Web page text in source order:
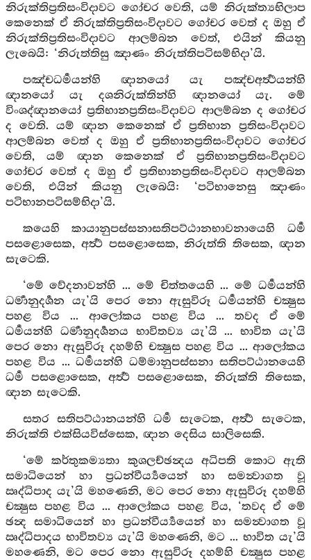
නිරුක්තිප්‍රතිසංවිදාවට ගෝචර වෙති, යම් නිරුක්ත්‍යභිලාප
කෙනෙක් ඒ නිරුක්තිප්‍රතිසංවිදාවට ගෝචර වෙත් ද ඔහු ඒ
නිරුක්තිප්‍රතිසංවිදාවට ආලම්බන වෙත්, එයින් කියනු
ලැබෙයි: ‘නිරුත්තිසු ඤාණං නිරුත්තිපටිසම්භිදා’යි.
පඤ්චධර්‍මයන්හි ඥානයෝ යැ පඤ්චඅර්‍ත්‍ථයන්හි
ඥානයෝ යැ දශනිරුක්තින්හි ඥානයෝ යැ. මේ
විංශද්ඥානයෝ ප්‍රතිභානප්‍රතිසංවිදාවට ආලම්බන ද ගෝචර
ද වෙති. යම් ඥාන කෙනෙක් ඒ ප්‍රතිභාන ප්‍රතිසංවිදාවට
ආලම්බන වෙත් ද ඔහු ඒ ප්‍රතිභානප්‍රතිසංවිදාවට ගෝචර
වෙති, යම් ඥාන කෙනෙක් ඒ ප්‍රතිභානප්‍රතිසංවිදාවට
ගෝචර වෙත් ද ඔහු ඒ ප්‍රතිභානප්‍රතිසංවිදාවට ආලම්බන
වෙති, එයින් කියනු ලැබෙයි: ‘පටිභානෙසු ඤාණං
පටිභානපටිසම්භිදා’යි.
කයෙහි කායානුපස්සනාසතිපට්ඨානභාවනායෙහි ධර්‍ම
පසළොසෙක, අර්‍ත්‍ථ පසළොසෙක, නිරුත්ති තිසෙක, ඥාන
සැටෙකි.
‘මේ වේදනාවන්හි ... මේ චිත්තයෙහි ... මේ ධර්‍මයන්හි
ධර්‍මානුදර්‍ශන යැ’යි පෙර නො ඇසුවිරූ ධර්‍මයන්හි චක්‍ෂුස
පහළ විය ... ආලෝකය පහළ විය ... තවද ඒ මේ
ධර්‍මයන්හි ධර්‍මානුදර්‍ශනය භාවිතව්‍ය යැ’යි ... භාවිත යැ’යි
පෙර නො ඇසුවිරූ දහම්හි චක්‍ෂුස පහළ විය ... ආලෝකය
පහළ විය ... ධර්‍මයන්හි ධම්මානුපස්සනා සතිපට්ඨානයෙහි
ධර්‍ම පසළොසෙක, අර්‍ත්‍ථ පසළොසෙක, නිරුක්ති තිසෙක,
ඥාන සැටෙකි.
සතර සතිපට්ඨානයන්හි ධර්‍ම සැටෙක, අර්‍ත්‍ථ සැටෙක,
නිරුක්ති එක්සියවිස්සෙක, ඥාන දෙසිය සාලිසෙකි.
‘මේ කර්තුකම්‍යතා කුශලච්ඡන්‍දය අධිපති කොට ඇති
සමාධියෙන් හා ප්‍රධන්වීර්‍ය්‍යයෙන් හා සමන්‍වාගත වූ
ඍද්ධිපාද යැ’යි මහණෙනි, මට පෙර නො ඇසුවිරූ දහම්හි
චක්‍ෂුස පහළ විය ... ආලෝකය පහළ විය, ‘තවද ඒ මේ
ඡන්‍ද සමාධියෙන් හා ප්‍රධන්වීර්‍ය්‍යයෙන් හා සමන්‍වාගත වූ
ඍද්ධිපාදය භාවිතව්‍ය යැ’යි මහණෙනි, මට ... භාවිත යැ’යි
මහණෙනි, මට පෙර නො ඇසුවිරූ දහම්හි චක්‍ෂුස පහළ